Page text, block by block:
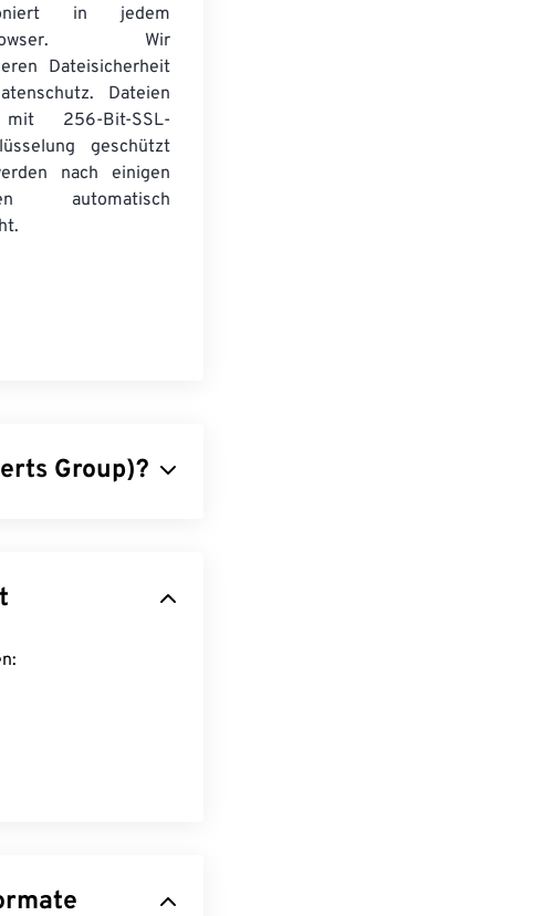
in jedem
Wir
Dateisicherheit
Dateien
256-Bit-SSL-
geschützt
nach einigen
automatisch
Group)?
sich JPG-
Websites. Mit
Formate